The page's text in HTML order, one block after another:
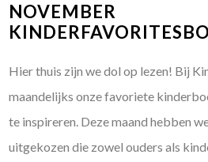
NOVEMBER
Hier thuis zijn we dol op lezen! Bij
maandelijks onze favoriete
te inspireren. Deze maand hebben
uitgekozen die zowel ouders als